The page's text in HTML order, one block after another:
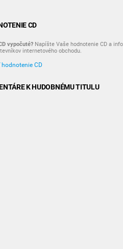
CD
vypočuté? Napíšte Vaše hodnotenie CD a
internetového obchodu.
CD
K HUDOBNÉMU TITULU